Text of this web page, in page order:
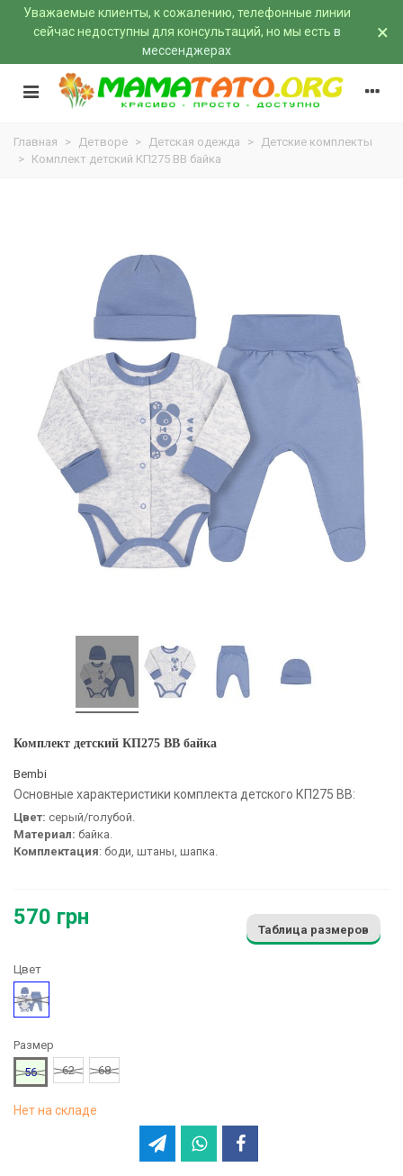
Уважаемые клиенты, к сожалению, телефонные линии
сейчас недоступны для консультаций, но мы есть в
мессенджерах
×
Главная > Детворе > Детская одежда > Детские комплекты
> Комплект детский КП275 BB байка
Комплект детский КП275 BB байка
Bembi
Основные характеристики комплекта детского КП275 BB:
Цвет: серый/голубой.
Материал: байка.
Комплектация: боди, штаны, шапка.
570 грн
Таблица размеров
Цвет
Голубой
Размер
56
62 68
Нет на складе